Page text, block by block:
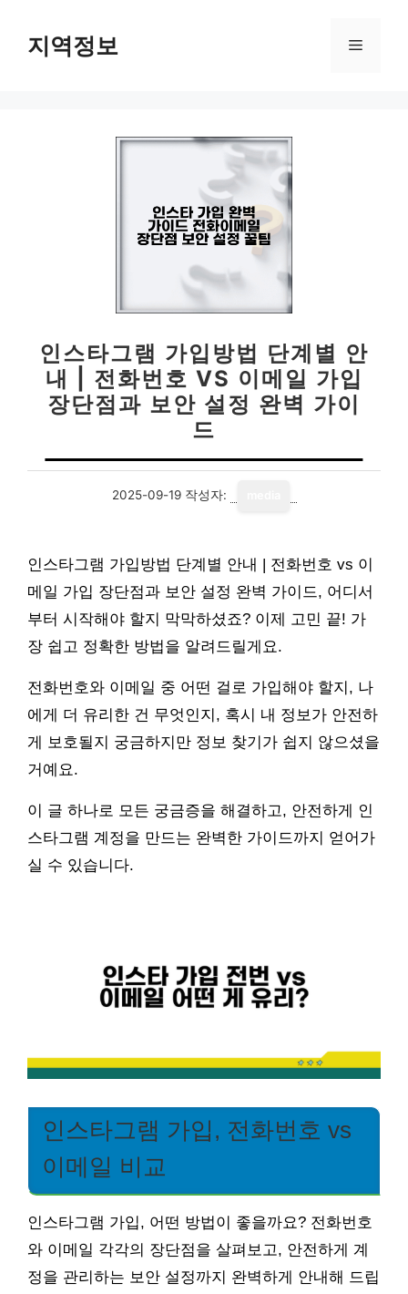
지역정보 메
인스타그램 가입방법 단계별 안
내 | 전화번호 VS 이메일 가입
장단점과 보안 설정 완벽 가이
드
2025-09-19 작성자:
인스타그램 가입방법 단계별 안내 | 전화번호 vs 이
메일 가입 장단점과 보안 설정 완벽 가이드, 어디서
부터 시작해야 할지 막막하셨죠? 이제 고민 끝! 가
장 쉽고 정확한 방법을 알려드릴게요.
전화번호와 이메일 중 어떤 걸로 가입해야 할지, 나
에게 더 유리한 건 무엇인지, 혹시 내 정보가 안전하
게 보호될지 궁금하지만 정보 찾기가 쉽지 않으셨을
거예요.
이 글 하나로 모든 궁금증을 해결하고, 안전하게 인
스타그램 계정을 만드는 완벽한 가이드까지 얻어가
실 수 있습니다.
인스타그램 가입, 전화번호 vs
이메일 비교
인스타그램 가입, 어떤 방법이 좋을까요? 전화번호
와 이메일 각각의 장단점을 살펴보고, 안전하게 계
정을 관리하는 보안 설정까지 완벽하게 안내해 드립